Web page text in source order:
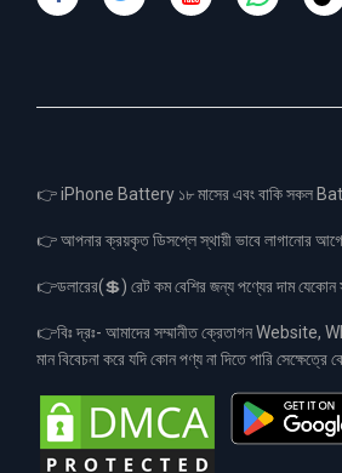
👉 iPhone Battery ১৮ মাসের এবং বাকি সকল
👉 আপনার ক্রয়কৃত ডিসপ্লে স্থায়ী ভাবে লাগানোর আগে
👉ডলারের(💲) রেট কম বেশির জন্য পণ্যের দাম যেকোন
👉বিঃ দ্রঃ- আমাদের সম্মানীত ক্রেতাগন Website,
মান বিবেচনা করে যদি কোন পণ্য না দিতে পারি